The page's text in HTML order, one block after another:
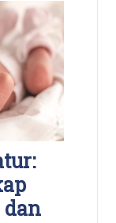
dan